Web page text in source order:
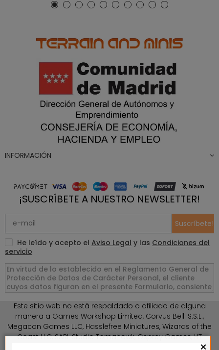
INFORMACIÓN
¡SUSCRÍBETE A NUESTRO NEWSLETTER!
Suscríbete!
He leído y acepto el Aviso Legal y las Condiciones del
servicio
Este sitio web no está respaldado o afiliado de alguna
manera a Games Workshop Limited, Corvus Belli S.S.L.,
Megacon Games LLC, Hasslefree Miniatures, Wizards of the
Coast LLC, SARL Studio Tomahawk, Osprey Games, HT